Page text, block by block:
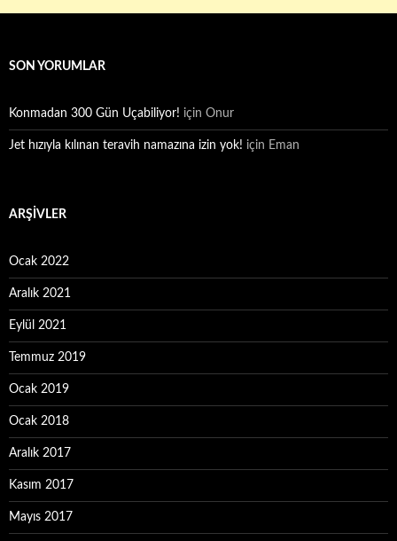
SON YORUMLAR
Konmadan 300 Gün Uçabiliyor! için Onur
Jet hızıyla kılınan teravih namazına izin yok! için Eman
ARŞIVLER
Ocak 2022
Aralık 2021
Eylül 2021
Temmuz 2019
Ocak 2019
Ocak 2018
Aralık 2017
Kasım 2017
Mayıs 2017